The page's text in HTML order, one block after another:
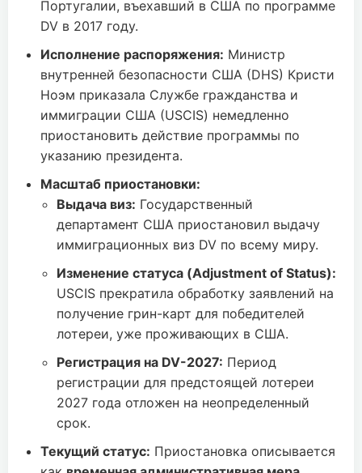
Португалии, въехавший в США по программе
DV в 2017 году.
Исполнение распоряжения: Министр
внутренней безопасности США (DHS) Кристи
Ноэм приказала Службе гражданства и
иммиграции США (USCIS) немедленно
приостановить действие программы по
указанию президента.
Масштаб приостановки:
Выдача виз: Государственный
департамент США приостановил выдачу
иммиграционных виз DV по всему миру.
Изменение статуса (Adjustment of Status):
USCIS прекратила обработку заявлений на
получение грин-карт для победителей
лотереи, уже проживающих в США.
Регистрация на DV-2027: Период
регистрации для предстоящей лотереи
2027 года отложен на неопределенный
срок.
Текущий статус: Приостановка описывается